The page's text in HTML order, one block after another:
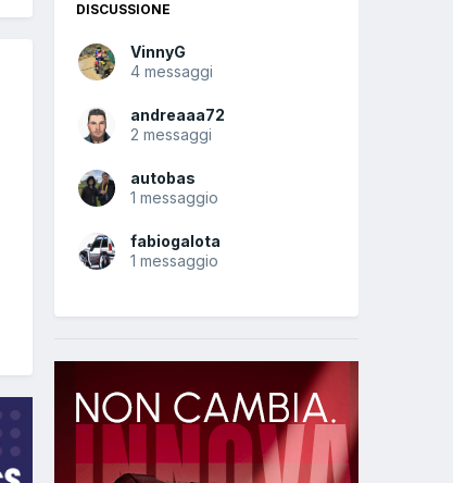
DISCUSSIONE
VinnyG
4 messaggi
andreaaa72
2 messaggi
autobas
1 messaggio
fabiogalota
1 messaggio